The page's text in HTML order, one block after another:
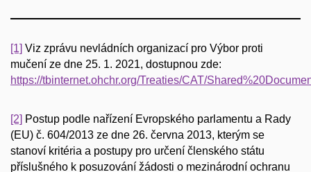
[1] Viz zprávu nevládních organizací pro Výbor proti
mučení ze dne 25. 1. 2021, dostupnou zde:
https://tbinternet.ohchr.org/Treaties/CAT/
[2] Postup podle nařízení Evropského parlamentu a Rady
(EU) č. 604/2013 ze dne 26. června 2013, kterým se
stanoví kritéria a postupy pro určení členského státu
příslušného k posuzování žádosti o mezinárodní ochranu